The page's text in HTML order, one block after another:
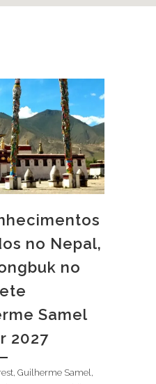
no Nepal,
no
Samel
2027
Guilherme Samel,